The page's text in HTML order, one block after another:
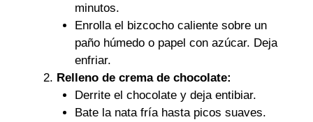
minutos.
Enrolla el bizcocho caliente sobre un
paño húmedo o papel con azúcar. Deja
enfriar.
Relleno de crema de chocolate:
Derrite el chocolate y deja entibiar.
Bate la nata fría hasta picos suaves.